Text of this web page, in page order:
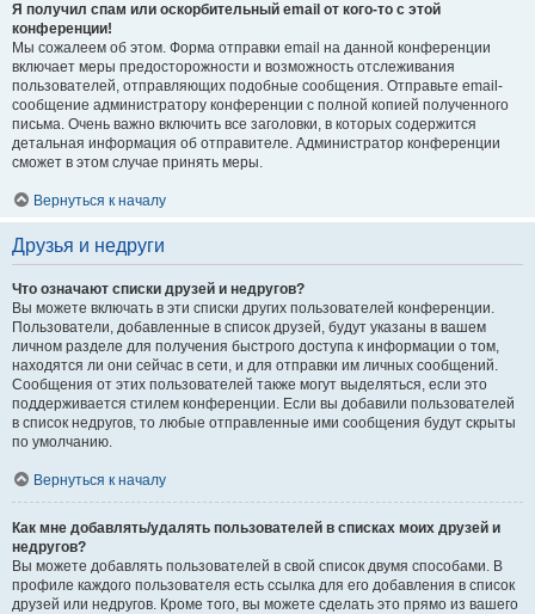
Я получил спам или оскорбительный email от кого-то с этой
конференции!
Мы сожалеем об этом. Форма отправки email на данной конференции
включает меры предосторожности и возможность отслеживания
пользователей, отправляющих подобные сообщения. Отправьте email-
сообщение администратору конференции с полной копией полученного
письма. Очень важно включить все заголовки, в которых содержится
детальная информация об отправителе. Администратор конференции
сможет в этом случае принять меры.
Вернуться к началу
Друзья и недруги
Что означают списки друзей и недругов?
Вы можете включать в эти списки других пользователей конференции.
Пользователи, добавленные в список друзей, будут указаны в вашем
личном разделе для получения быстрого доступа к информации о том,
находятся ли они сейчас в сети, и для отправки им личных сообщений.
Сообщения от этих пользователей также могут выделяться, если это
поддерживается стилем конференции. Если вы добавили пользователей
в список недругов, то любые отправленные ими сообщения будут скрыты
по умолчанию.
Вернуться к началу
Как мне добавлять/удалять пользователей в списках моих друзей и
недругов?
Вы можете добавлять пользователей в свой список двумя способами. В
профиле каждого пользователя есть ссылка для его добавления в список
друзей или недругов. Кроме того, вы можете сделать это прямо из вашего